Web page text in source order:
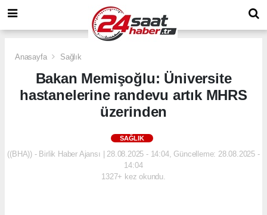
Anasayfa Sağlık
Bakan Memişoğlu: Üniversite
hastanelerine randevu artık MHRS
üzerinden
SAĞLIK
((BHA)) - Birlik Haber Ajansı | 28.08.2025 - 14:04, Güncelleme: 28.08.2025 -
14:04
1327+ kez okundu.